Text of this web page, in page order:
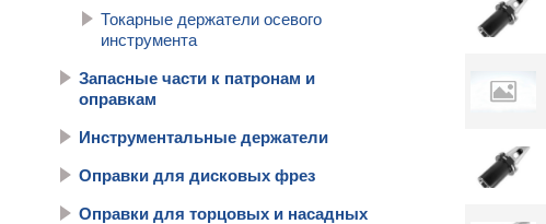
Токарные держатели осевого
инструмента
Запасные части к патронам и
оправкам
Инструментальные держатели
Оправки для дисковых фрез
Оправки для торцовых и насадных